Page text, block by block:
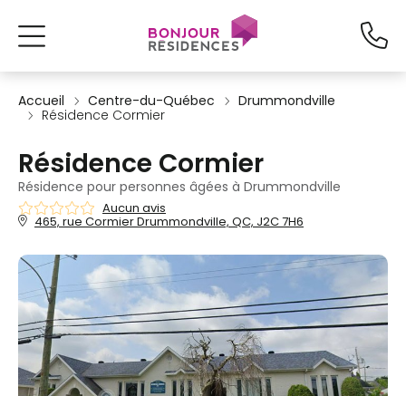
Accueil Centre-du-Québec
Drummondville
Résidence Cormier
Résidence Cormier
Résidence pour personnes âgées à Drummondville
Aucun avis
465, rue Cormier Drummondville, QC, J2C 7H6